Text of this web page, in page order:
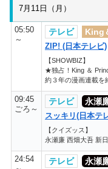
7月11日（月）
05:50
～
テレビ King
ZIP! (日本テレビ)
【SHOWBIZ】
★独占！King ＆
約３年の漫画連載を
09:45
ごろ～
テレビ 永瀬
スッキリ(日本テ
【クイズッス】
永瀬廉 西畑大吾 新
24:54
テレビ 永瀬